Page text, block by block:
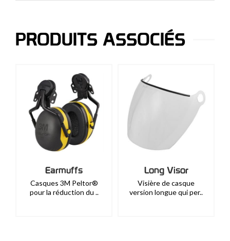
PRODUITS ASSOCIÉS
Earmuffs
Casques 3M Peltor®
pour la réduction du ..
Long Visor
Visière de casque
version longue qui per..